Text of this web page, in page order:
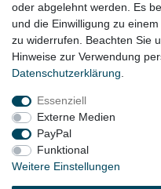
Lieferzeit
oder abgelehnt werden. Es
und die Einwilligung zu
zu widerrufen. Beachten Sie
Hinweise zur Verwendung
Daten­schutz­erklärung
Essenziell
Externe Medien
PayPal
Funktional
Weitere Einstellungen
Impressum
Widerrufs­recht
© Copyright